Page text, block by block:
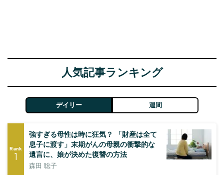
人気記事ランキング
デイリー 週間
Rank
1
強すぎる母性は時に狂気？ 「財産は全て
息子に渡す」末期がんの母親の衝撃的な
遺言に、娘が決めた復讐の方法
森田 聡子